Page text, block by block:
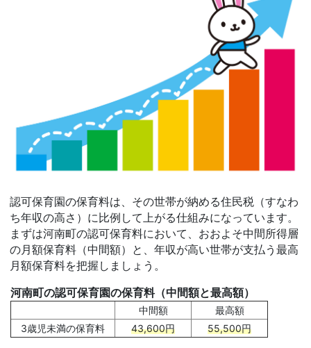
認可保育園の保育料は、その世帯が納める住民税（すなわ
ち年収の高さ）に比例して上がる仕組みになっています。
まずは河南町の認可保育料において、おおよそ中間所得層
の月額保育料（中間額）と、年収が高い世帯が支払う最高
月額保育料を把握しましょう。
河南町の認可保育園の保育料（中間額と最高額）
中間額
最高額
3歳児未満の保育料
43,600円 55,500円